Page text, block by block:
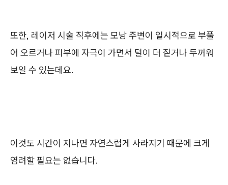
또한, 레이저 시술 직후에는 모낭 주변이 일시적으로 부풀
어 오르거나 피부에 자극이 가면서 털이 더 짙거나 두꺼워
보일 수 있는데요.
이것도 시간이 지나면 자연스럽게 사라지기 때문에 크게
염려할 필요는 없습니다.